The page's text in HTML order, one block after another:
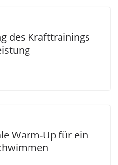
des Krafttrainings
Warm-Up für ein